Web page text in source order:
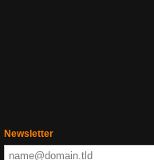
Newsletter